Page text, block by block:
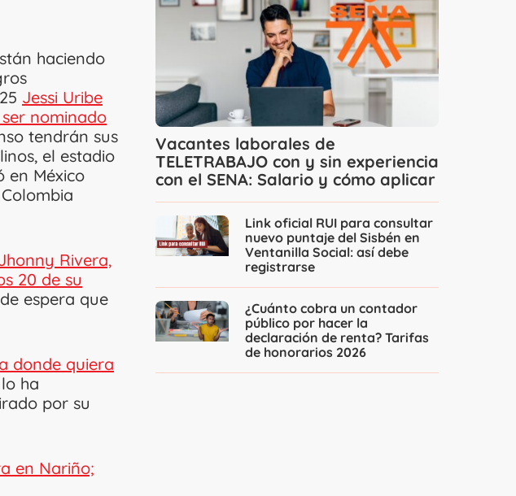
haciendo
Jessi Uribe
nominado
tendrán sus
el estadio
en México
Rivera,
20 de su
espera que
donde quiera
ha
por su
en Nariño;
Vacantes laborales de
TELETRABAJO con y sin experiencia
con el SENA: Salario y cómo aplicar
Link oficial RUI para consultar
nuevo puntaje del Sisbén en
Ventanilla Social: así debe
registrarse
¿Cuánto cobra un contador
público por hacer la
declaración de renta? Tarifas
de honorarios 2026